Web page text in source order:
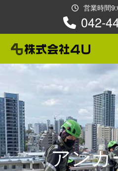
営業時間
042-
アンカ